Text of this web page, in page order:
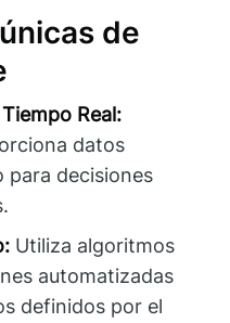
de
Real:
datos
para decisiones
Utiliza algoritmos
automatizadas
definidos por el